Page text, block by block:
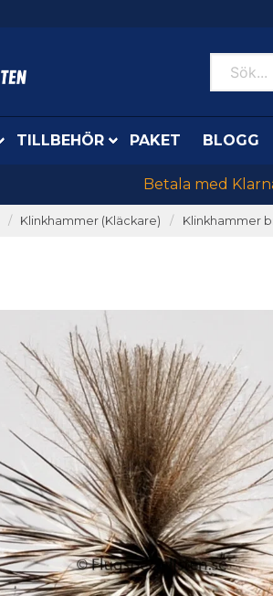
TILLBEHÖR PAKET BLOGG
Betala med
Klinkhammer (Kläckare) Klinkhammer